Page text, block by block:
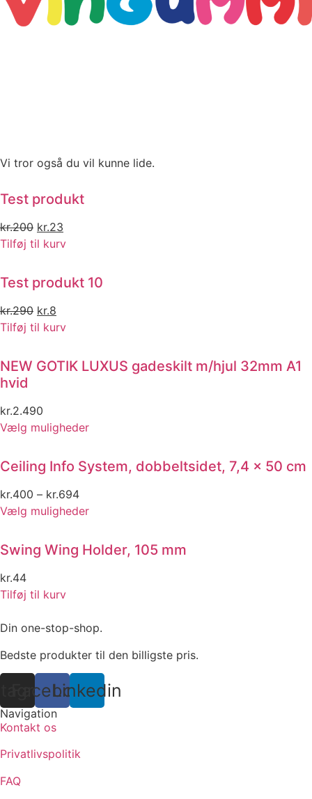
Vi tror også du vil kunne lide.
Test produkt
kr.200 Original
price
kr.200.
kr.23
price
kr.23.
Tilføj til kurv
Test produkt 10
kr.290 Original
price
kr.290.
kr.8
price
kr.8.
Tilføj til kurv
NEW GOTIK LUXUS gadeskilt m/hjul 32mm A1
hvid
kr.2.490
Vælg mulighederThis
has
multiple
The
may
product
Ceiling Info System, dobbeltsidet, 7,4 x 50 cm
kr.400 – kr.694
Vælg mulighederThis
has
multiple
may
chosen
on
the
product
Swing Wing Holder, 105 mm
kr.44
Tilføj til kurv
Din one-stop-shop.
Bedste produkter til den billigste pris.
Facebook
Linkedin
Navigation
Kontakt os
Privatlivspolitik
FAQ